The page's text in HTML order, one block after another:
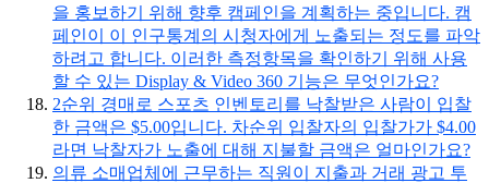
을 홍보하기 위해 향후 캠페인을 계획하는 중입니다. 캠
페인이 이 인구통계의 시청자에게 노출되는 정도를 파악
하려고 합니다. 이러한 측정항목을 확인하기 위해 사용
할 수 있는 Display & Video 360 기능은 무엇인가요?
2순위 경매로 스포츠 인벤토리를 낙찰받은 사람이 입찰
한 금액은 $5.00입니다. 차순위 입찰자의 입찰가가 $4.00
라면 낙찰자가 노출에 대해 지불할 금액은 얼마인가요?
의류 소매업체에 근무하는 직원이 지출과 거래 광고 투